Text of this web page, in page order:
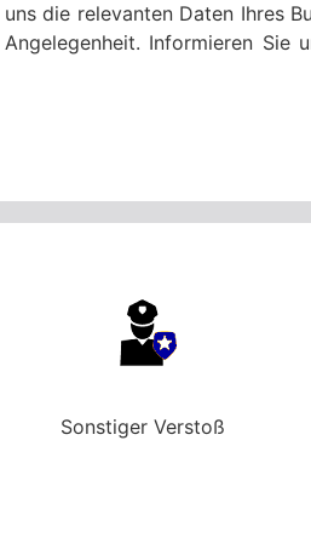
die relevanten Daten Ihres
Informieren
Sonstiger Verstoß